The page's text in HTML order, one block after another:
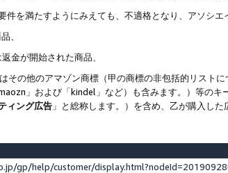
件を満たすようにみえても、不適格となり、アソシエ
、
金が開始された商品、
その他のアマゾン商標（甲の商標の非包括的リスト
」および「kindel」など）も含みます。）等の
ィング広告 」と総称します。）を含め、乙が購入し
gp/help/customer/